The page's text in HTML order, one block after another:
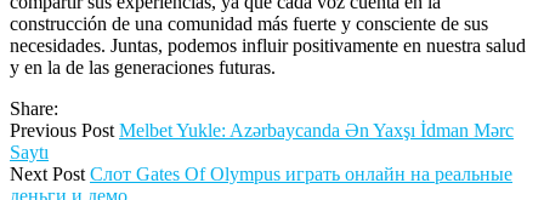
construcción de una comunidad más fuerte y consciente de sus
necesidades. Juntas, podemos influir positivamente en nuestra salud
y en la de las generaciones futuras.
Share:
Previous Post Melbet Yukle: Azərbaycanda Ən Yaxşı İdman Mərc
Saytı
Next Post Слот Gates Of Olympus играть онлайн на реальные
деньги и демо